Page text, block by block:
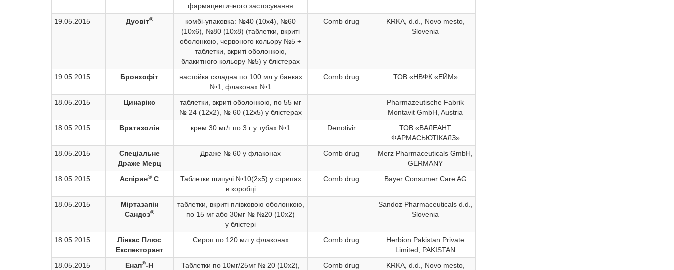
фармацевтичного застосування
19.05.2015 Дуовіт®
комбі-упаковка: №40 (10х4), №60
(10х6), №80 (10х8) (таблетки, вкриті
оболонкою, червоного кольору №5 +
таблетки, вкриті оболонкою,
блакитного кольору №5) у блістерах
Comb drug
KRKA, d.d., Novo mesto,
Slovenia
19.05.2015 Бронхофіт
настойка складна по 100 мл у банках
№1, флаконах №1
Comb drug ТОВ «НВФК «ЕЙМ»
18.05.2015 Цинарікс
таблетки, вкриті оболонкою, по 55 мг
№ 24 (12х2), № 60 (12х5) у блістерах
–
Pharmazeutische Fabrik
Montavit GmbH, Austria
18.05.2015
Вратизолін крем 30 мг/г по 3 г у тубах №1 Denotivir
ТОВ «ВАЛЕАНТ
ФАРМАСЬЮТІКАЛЗ»
18.05.2015
Спеціальне
Драже Мерц
Драже № 60 у флаконах Comb drug
Merz Pharmaceuticals GmbH,
GERMANY
18.05.2015
Аспірин® С
Таблетки шипучі №10(2х5) у стрипах
в коробці
Comb drug Bayer Consumer Care AG
18.05.2015
Міртазапін
Сандоз®
таблетки, вкриті плівковою оболонкою,
по 15 мг або 30мг № №20 (10х2)
у блістері
Sandoz Pharmaceuticals d.d.,
Slovenia
18.05.2015
Лінкас Плюс
Експекторант
Сироп по 120 мл у флаконах Comb drug
Herbion Pakistan Private
Limited, PAKISTAN
18.05.2015
Енап®-Н
Таблетки по 10мг/25мг № 20 (10х2),
Comb drug
KRKA, d.d., Novo mesto,